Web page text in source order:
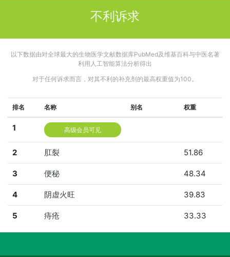
不利诉求
以下数据由对全球最大的生物医学文献数据库PubMed及维基百科与中医名著
利用人工智能算法分析得出
对于任何诉求而言，对其不利的补充剂的最高权重值为100。
排名 名称 别名 权重
1 高级会员可见
2 肛裂 51.86
3 便秘 48.34
4 阴虚火旺 39.83
5 痔疮 33.33